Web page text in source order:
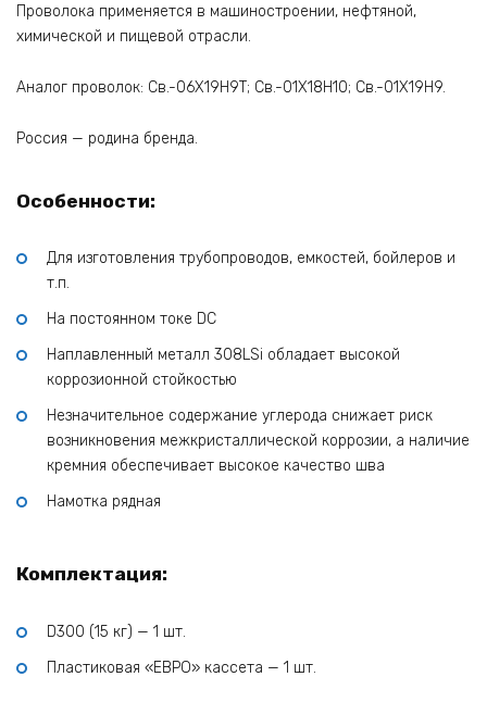
Проволока применяется в машиностроении, нефтяной,
химической и пищевой отрасли.
Аналог проволок: Св.-06Х19Н9Т; Св.-01Х18Н10; Св.-01Х19Н9.
Россия — родина бренда.
Особенности:
Для изготовления трубопроводов, емкостей, бойлеров и
т.п.
На постоянном токе DC
Наплавленный металл 308LSi обладает высокой
коррозионной стойкостью
Незначительное содержание углерода снижает риск
возникновения межкристаллической коррозии, а наличие
кремния обеспечивает высокое качество шва
Намотка рядная
Комплектация:
D300 (15 кг) — 1 шт.
Пластиковая «ЕВРО» кассета — 1 шт.